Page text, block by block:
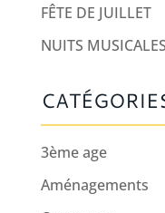
FÊTE DE JUILLET
NUITS MUSICALES
3ème age
Aménagements